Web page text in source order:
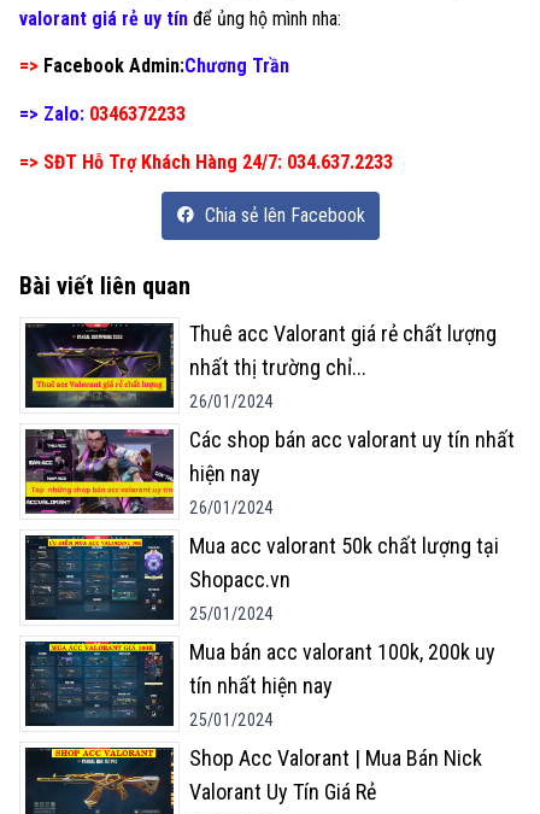
valorant giá rẻ uy tín để ủng hộ mình nha:
=> Facebook Admin:Chương Trần
=> Zalo: 0346372233
=> SĐT Hỗ Trợ Khách Hàng 24/7: 034.637.2233
Chia sẻ lên Facebook
Bài viết liên quan
Thuê acc Valorant giá rẻ chất lượng
nhất thị trường chỉ...
26/01/2024
Các shop bán acc valorant uy tín nhất
hiện nay
26/01/2024
Mua acc valorant 50k chất lượng tại
Shopacc.vn
25/01/2024
Mua bán acc valorant 100k, 200k uy
tín nhất hiện nay
25/01/2024
Shop Acc Valorant | Mua Bán Nick
Valorant Uy Tín Giá Rẻ